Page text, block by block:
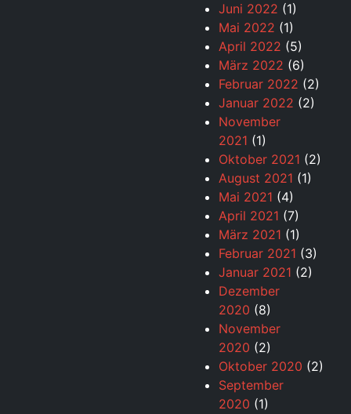
Juni 2022 (1)
Mai 2022 (1)
April 2022 (5)
März 2022 (6)
Februar 2022 (2)
Januar 2022 (2)
November
2021 (1)
Oktober 2021 (2)
August 2021 (1)
Mai 2021 (4)
April 2021 (7)
März 2021 (1)
Februar 2021 (3)
Januar 2021 (2)
Dezember
2020 (8)
November
2020 (2)
Oktober 2020 (2)
September
2020 (1)